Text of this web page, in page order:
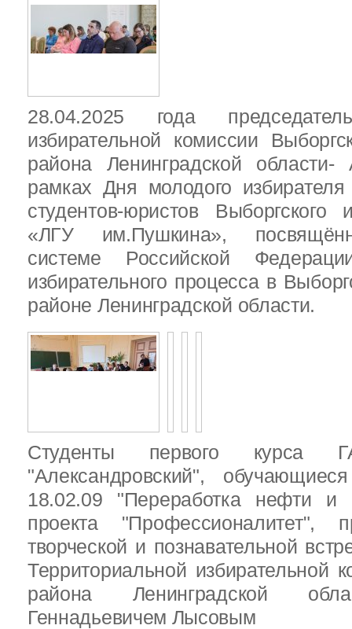
28.04.2025 года
избирательной комиссии
района Ленинградской
рамках Дня молодого
студентов-юристов Выборгского
«ЛГУ им.Пушкина»,
системе Российской
избирательного процесса в
районе Ленинградской области.
Студенты первого
"Александровский",
18.02.09 "Переработка нефти и
проекта "Профессионалитет",
творческой и познавательной
Территориальной избирательной
района Ленинградской
Геннадьевичем Лысовым